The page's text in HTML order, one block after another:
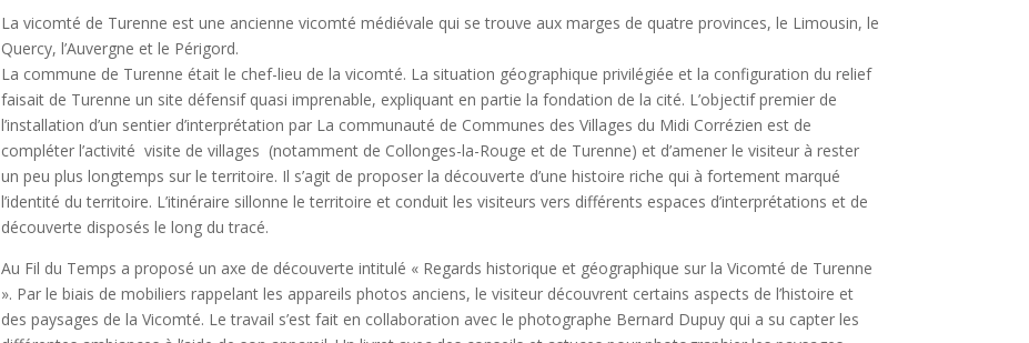
La vicomté de Turenne est une ancienne vicomté médiévale qui se trouve aux marges de quatre provinces, le Limousin, le
Quercy, l’Auvergne et le Périgord.
La commune de Turenne était le chef-lieu de la vicomté. La situation géographique privilégiée et la configuration du relief
faisait de Turenne un site défensif quasi imprenable, expliquant en partie la fondation de la cité. L’objectif premier de
l’installation d’un sentier d’interprétation par La communauté de Communes des Villages du Midi Corrézien est de
compléter l’activité visite de villages (notamment de Collonges-la-Rouge et de Turenne) et d’amener le visiteur à rester
un peu plus longtemps sur le territoire. Il s’agit de proposer la découverte d’une histoire riche qui à fortement marqué
l’identité du territoire. L’itinéraire sillonne le territoire et conduit les visiteurs vers différents espaces d’interprétations et de
découverte disposés le long du tracé.
Au Fil du Temps a proposé un axe de découverte intitulé « Regards historique et géographique sur la Vicomté de Turenne
». Par le biais de mobiliers rappelant les appareils photos anciens, le visiteur découvrent certains aspects de l’histoire et
des paysages de la Vicomté. Le travail s’est fait en collaboration avec le photographe Bernard Dupuy qui a su capter les